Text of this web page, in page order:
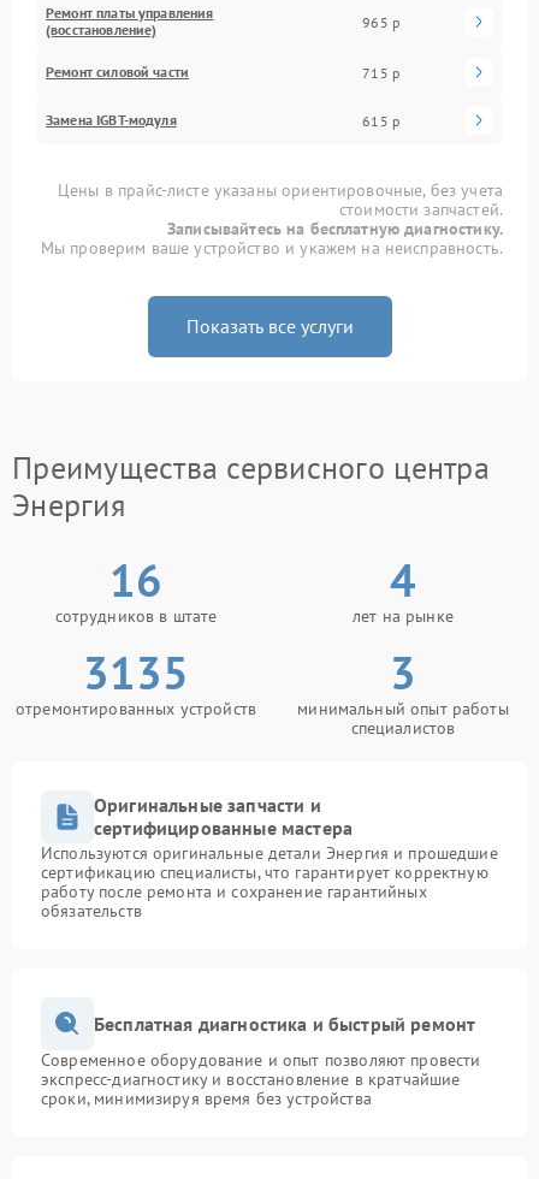
Ремонт платы управления
(восстановление)
965 р
Ремонт силовой части 715 р
Замена IGBT-модуля 615 р
Цены в прайс-листе указаны ориентировочные, без учета
стоимости запчастей.
Записывайтесь на бесплатную диагностику.
Мы проверим ваше устройство и укажем на неисправность.
Показать все услуги
Преимущества сервисного центра
Энергия
16
сотрудников в штате
4
лет на рынке
3135
отремонтированных устройств
3
минимальный опыт работы
специалистов
Оригинальные запчасти и
сертифицированные мастера
Используются оригинальные детали Энергия и прошедшие
сертификацию специалисты, что гарантирует корректную
работу после ремонта и сохранение гарантийных
обязательств
Бесплатная диагностика и быстрый ремонт
Современное оборудование и опыт позволяют провести
экспресс-диагностику и восстановление в кратчайшие
сроки, минимизируя время без устройства